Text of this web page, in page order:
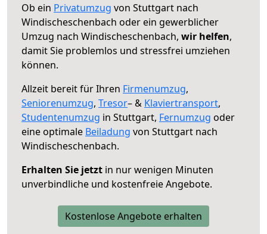
Ob ein Privatumzug von Stuttgart nach
Windischeschenbach oder ein gewerblicher
Umzug nach Windischeschenbach, wir helfen,
damit Sie problemlos und stressfrei umziehen
können.
Allzeit bereit für Ihren Firmenumzug,
Seniorenumzug, Tresor– & Klaviertransport,
Studentenumzug in Stuttgart, Fernumzug oder
eine optimale Beiladung von Stuttgart nach
Windischeschenbach.
Erhalten Sie jetzt in nur wenigen Minuten
unverbindliche und kostenfreie Angebote.
Kostenlose Angebote erhalten